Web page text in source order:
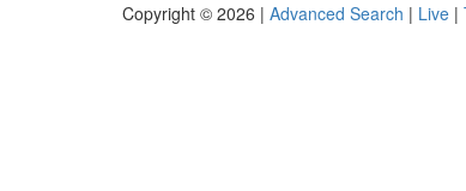
Copyright © 2026 | Advanced Search | Live |